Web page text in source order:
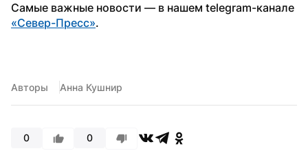
«Север-Пресс».
Авторы Анна Кушнир
0 0